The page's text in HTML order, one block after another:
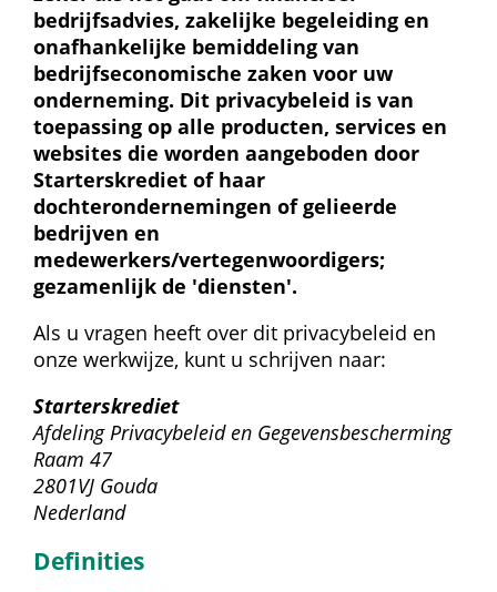
bedrijfsadvies, zakelijke begeleiding en
onafhankelijke bemiddeling van
bedrijfseconomische zaken voor uw
onderneming. Dit privacybeleid is van
toepassing op alle producten, services en
websites die worden aangeboden door
Starterskrediet of haar
dochterondernemingen of gelieerde
bedrijven en
medewerkers/vertegenwoordigers;
gezamenlijk de 'diensten'.
Als u vragen heeft over dit privacybeleid en
onze werkwijze, kunt u schrijven naar:
Starterskrediet
Afdeling Privacybeleid en Gegevensbescherming
Raam 47
2801VJ Gouda
Nederland
Definities